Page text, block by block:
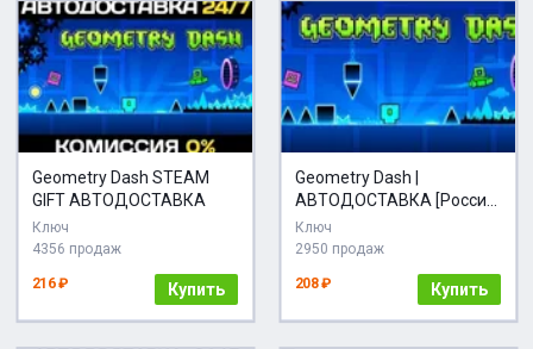
Geometry Dash STEAM
GIFT АВТОДОСТАВКА
Ключ
4356 продаж
216 ₽ Купить
Geometry Dash |
АВТОДОСТАВКА [Россия
Steam Gift]
Ключ
2950 продаж
208 ₽ Купить